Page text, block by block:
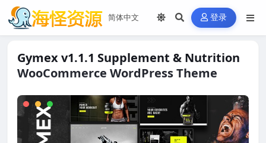
登录
Gymex v1.1.1 Supplement & Nutrition
WooCommerce WordPress Theme